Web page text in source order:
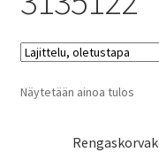
Näytetään ainoa tulos